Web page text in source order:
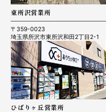
東所沢営業所
〒359-0023
埼玉県所沢市東所沢和田2丁目2-1
ひばりヶ丘営業所